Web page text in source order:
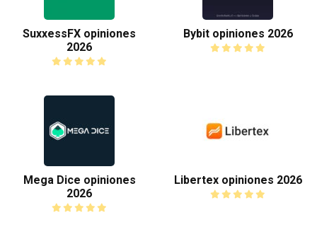
SuxxessFX opiniones
2026
Bybit opiniones 2026
Mega Dice opiniones
2026
Libertex opiniones 2026